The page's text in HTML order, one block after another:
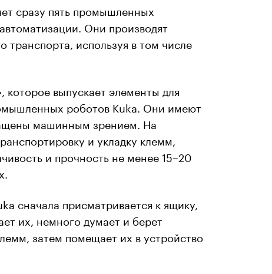
сразу пять промышленных
Они производят
используя в том числе
которое выпускает элементы для
роботов Kuka. Они имеют
машинным зрением. На
и укладку клемм,
и прочность не менее 15–20
сначала присматривается к ящику,
их, немного думает и берет
затем помещает их в устройство